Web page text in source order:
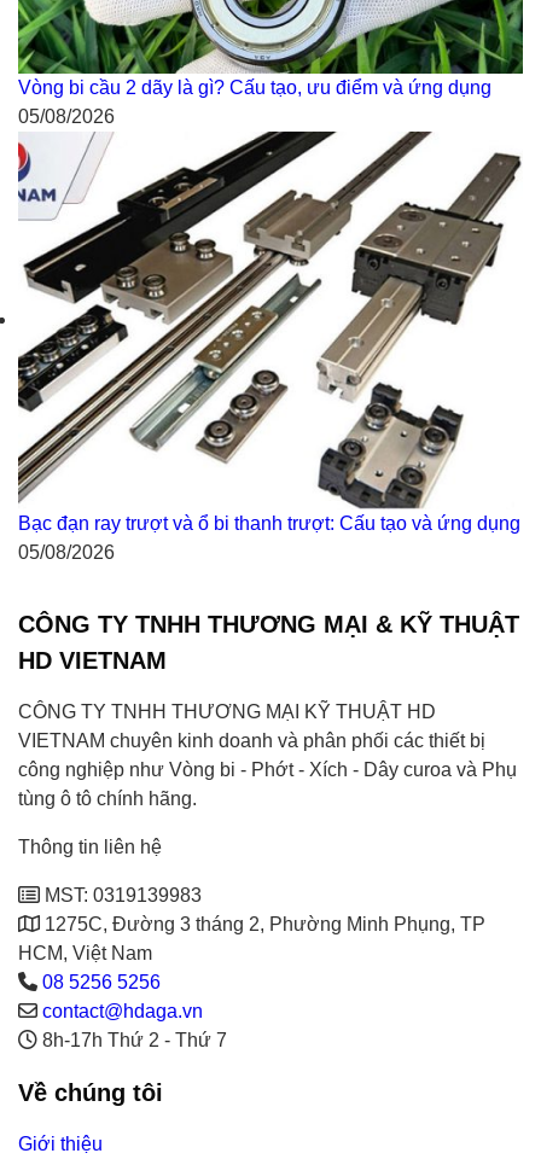
Vòng bi cầu 2 dãy là gì? Cấu tạo, ưu điểm và ứng dụng
05/08/2026
Bạc đạn ray trượt và ổ bi thanh trượt: Cấu tạo và ứng dụng
05/08/2026
CÔNG TY TNHH THƯƠNG MẠI & KỸ THUẬT
HD VIETNAM
CÔNG TY TNHH THƯƠNG MẠI KỸ THUẬT HD
VIETNAM chuyên kinh doanh và phân phối các thiết bị
công nghiệp như Vòng bi - Phớt - Xích - Dây curoa và Phụ
tùng ô tô chính hãng.
Thông tin liên hệ
MST: 0319139983
1275C, Đường 3 tháng 2, Phường Minh Phụng, TP
HCM, Việt Nam
08 5256 5256
contact@hdaga.vn
8h-17h Thứ 2 - Thứ 7
Về chúng tôi
Giới thiệu